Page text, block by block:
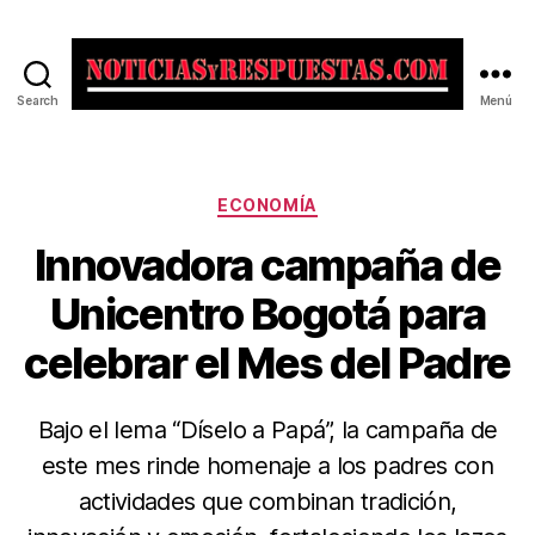
Search Menú
Categorías
ECONOMÍA
Innovadora campaña de
Unicentro Bogotá para
celebrar el Mes del Padre
Bajo el lema “Díselo a Papá”, la campaña de
este mes rinde homenaje a los padres con
actividades que combinan tradición,